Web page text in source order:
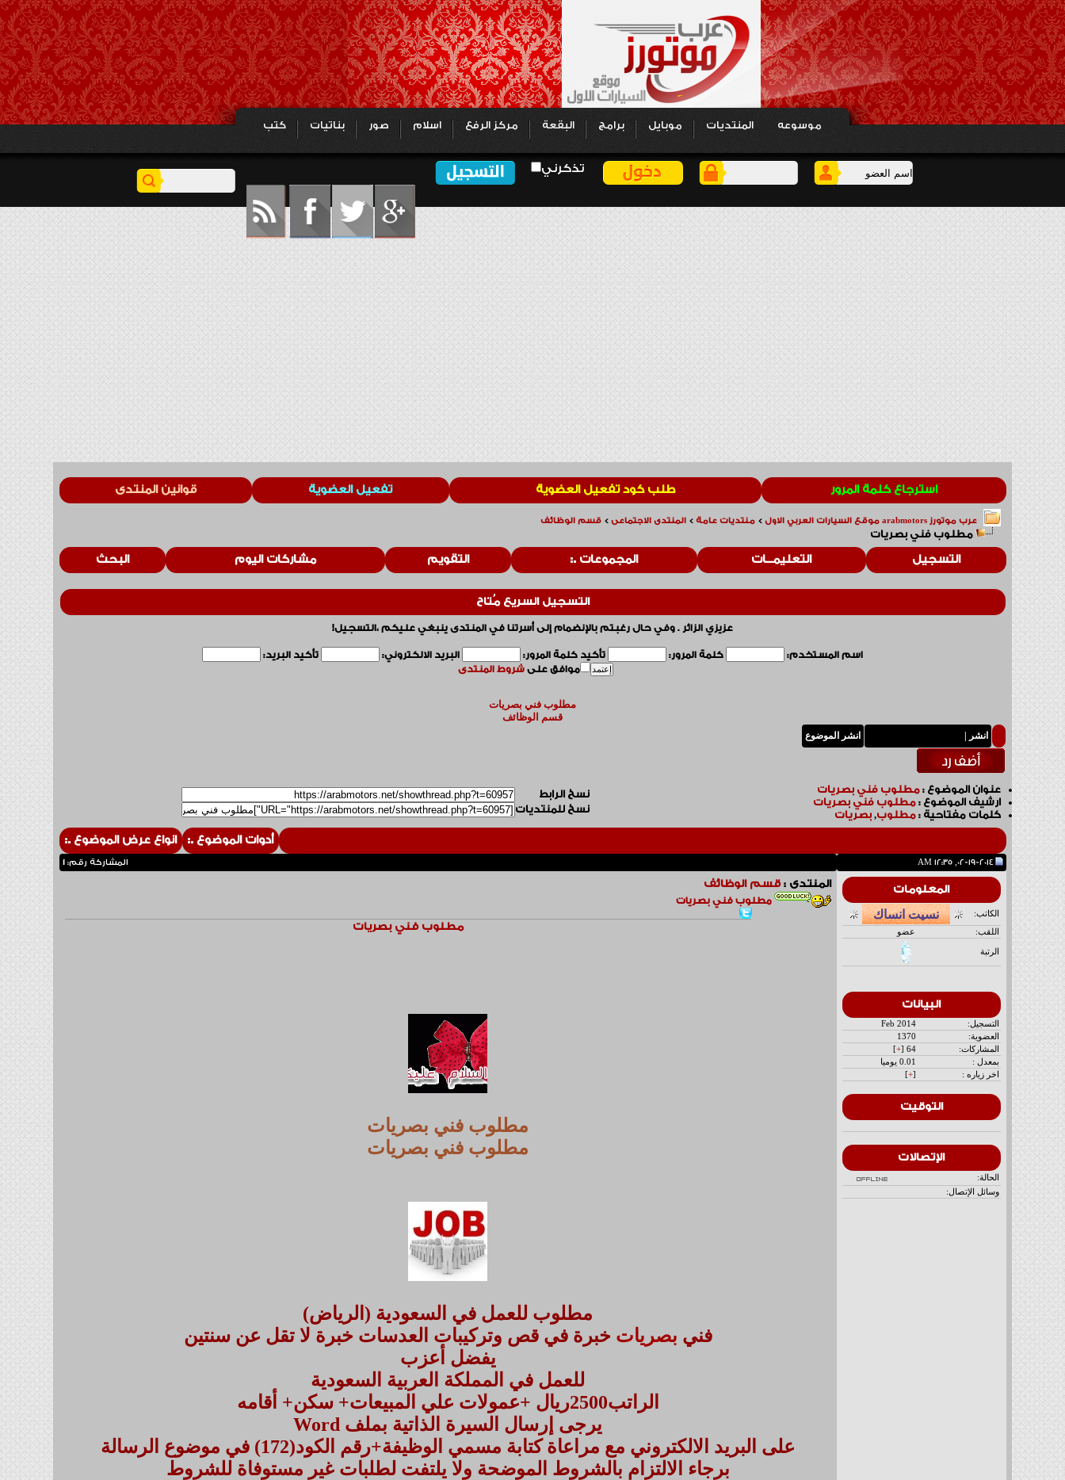
موسوعه المنتديات موبايل برامج البقعة مركز الرفع اسلام صور بناتيات كتب
تذكرني
استرجاع كلمة المرور طلب كود تفعيل العضوية تفعيل العضوية قوانين المنتدى
عرب موتورز arabmotors موقع السيارات العربي الاول >منتديات عامة >المنتدى الاجتماعى >قسم الوظائف
مطلوب فني بصريات
التسجيل التعليمـــات المجموعات التقويم مشاركات اليوم البحث
التسجيل السريع مُتاح
عزيزي الزائر . وفي حال رغبتم بالإنضمام إلى أسرتنا في المنتدى ينبغي عليكم ،التسجيل!
اسم المستخدم: كلمة المرور: تأكيد كلمة المرور: البريد الالكتروني:
تأكيد البريد:
موافق على شروط المنتدى
مطلوب فني بصريات
قسم الوظائف
انشر انشر الموضوع
عنوان الموضوع :مطلوب فني بصريات
ارشيف الموضوع :مطلوب فني بصريات
كلمات مفتاحية :مطلوب,بصريات
نسخ الرابط
نسخ للمنتديات
أدوات الموضوع انواع عرض الموضوع
02-19-2014, 12:35 AM المشاركة رقم:1
المعلومات
الكاتب:
اللقب:
عضو
الرتبة
البيانات
التسجيل:
Feb 2014
العضوية:
1370
المشاركات:
64 [
+
]
بمعدل :
0.01 يوميا
اخر زياره :
[
+
]
التوقيت
الإتصالات
الحالة:
وسائل الإتصال:
المنتدى :قسم الوظائف
مطلوب فني بصريات
مطلوب فني بصريات
مطلوب فني بصريات
مطلوب فني بصريات
مطلوب للعمل في السعودية (الرياض)
فني بصريات خبرة في قص وتركيبات العدسات خبرة لا تقل عن سنتين
يفضل أعزب
للعمل في المملكة العربية السعودية
الراتب2500ريال +عمولات علي المبيعات+ سكن+ أقامه
يرجى إرسال السيرة الذاتية بملف Word
على البريد الالكتروني مع مراعاة كتابة مسمي الوظيفة+رقم الكود(172) في موضوع الرسالة
برجاء الالتزام بالشروط الموضحة ولا يلتفت لطلبات غير مستوفاة للشروط